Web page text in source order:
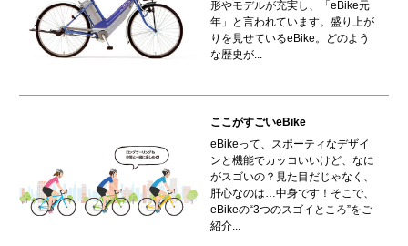
形やモデルが充実し、「eBike元
年」と言われています。盛り上が
りを見せているeBike。どのよう
な歴史が...
ここがすごいeBike
eBikeって、スポーティなデザイ
ンと機能でカッコいいけど、なに
がスゴいの？見た目だじゃなく、
肝心なのは…中身です！そこで、
eBikeの“3つのスゴイところ”をご
紹介...